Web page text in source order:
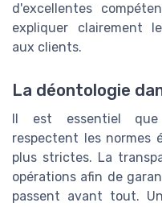
d'excellentes
expliquer clairement
aux clients.
La déontologie
Il est essentiel
respectent les normes
plus strictes. La
opérations afin de
passent avant tout.